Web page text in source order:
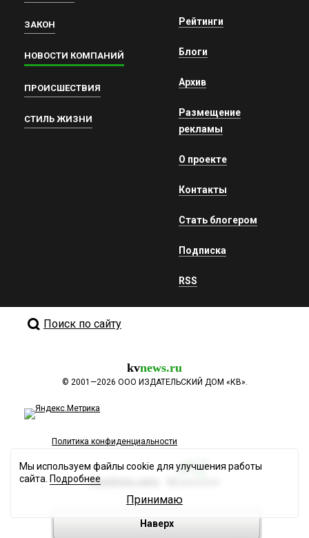
ЗАКОН
НОВОСТИ КОМПАНИЙ
ПРОИСШЕСТВИЯ
СТИЛЬ ЖИЗНИ
Рейтинги
Блоги
Архив
Размещение
рекламы
О проекте
Контакты
Стать блогером
Подписка
RSS
Поиск по сайту
kvnews.ru
© 2001—2026 ООО ИЗДАТЕЛЬСКИЙ ДОМ «КВ».
Политика конфиденциальности
Разработка сайта
Наверх
Мы используем файлы cookie для улучшения работы
сайта. Подробнее
Принимаю